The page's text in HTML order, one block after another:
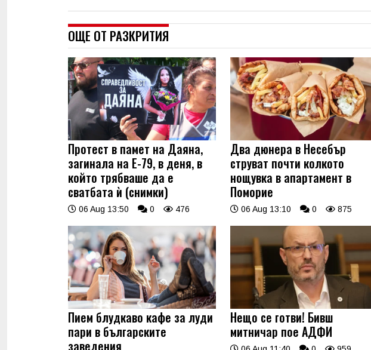
ОЩЕ ОТ РАЗКРИТИЯ
Протест в памет на Даяна,
загинала на Е-79, в деня, в
който трябваше да е
сватбата ѝ (снимки)
06 Aug 13:50 0 476
Два дюнера в Несебър
струват почти колкото
нощувка в апартамент в
Поморие
06 Aug 13:10 0 875
Пием блудкаво кафе за луди
пари в българските
заведения
Нещо се готви! Бивш
митничар пое АДФИ